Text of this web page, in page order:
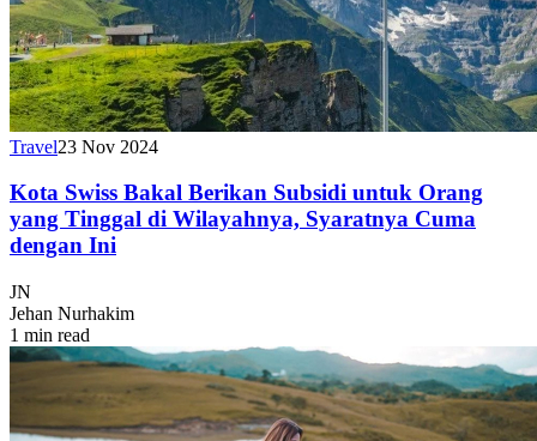
Travel23 Nov 2024
Kota Swiss Bakal Berikan Subsidi untuk Orang
yang Tinggal di Wilayahnya, Syaratnya Cuma
dengan Ini
JN
Jehan Nurhakim
1 min read